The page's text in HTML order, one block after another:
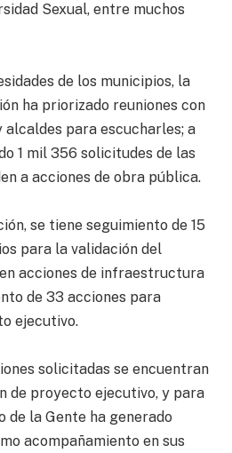
Sexual, entre muchos
de los municipios, la
ha priorizado reuniones con
alcaldes para escucharles; a
1 mil 356 solicitudes de las
a acciones de obra pública.
se tiene seguimiento de 15
para la validación del
acciones de infraestructura
de 33 acciones para
ejecutivo.
solicitadas se encuentran
de proyecto ejecutivo, y para
de la Gente ha generado
acompañamiento en sus